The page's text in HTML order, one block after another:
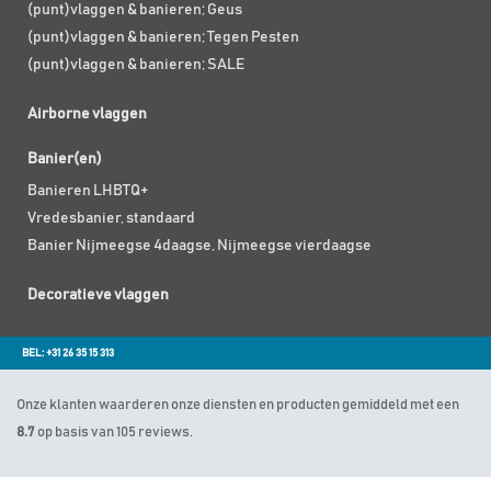
(punt)vlaggen & banieren; Geus
(punt)vlaggen & banieren; Tegen Pesten
(punt)vlaggen & banieren; SALE
Airborne vlaggen
Banier(en)
Banieren LHBTQ+
Vredesbanier, standaard
Banier Nijmeegse 4daagse, Nijmeegse vierdaagse
Decoratieve vlaggen
BEL: +31 26 35 15 313
Onze klanten waarderen onze diensten en producten gemiddeld met een
8.7 op basis van 105 reviews.